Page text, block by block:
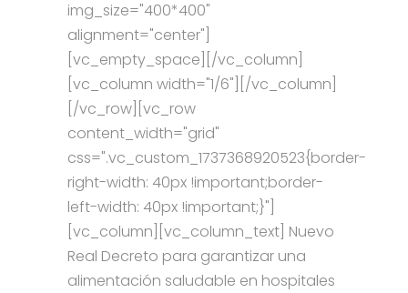
img_size="400*400"
alignment="center"]
[vc_empty_space][/vc_column]
[vc_column width="1/6"][/vc_column]
[/vc_row][vc_row
content_width="grid"
css=".vc_custom_1737368920523{border-
right-width: 40px !important;border-
left-width: 40px !important;}"]
[vc_column][vc_column_text] Nuevo
Real Decreto para garantizar una
alimentación saludable en hospitales